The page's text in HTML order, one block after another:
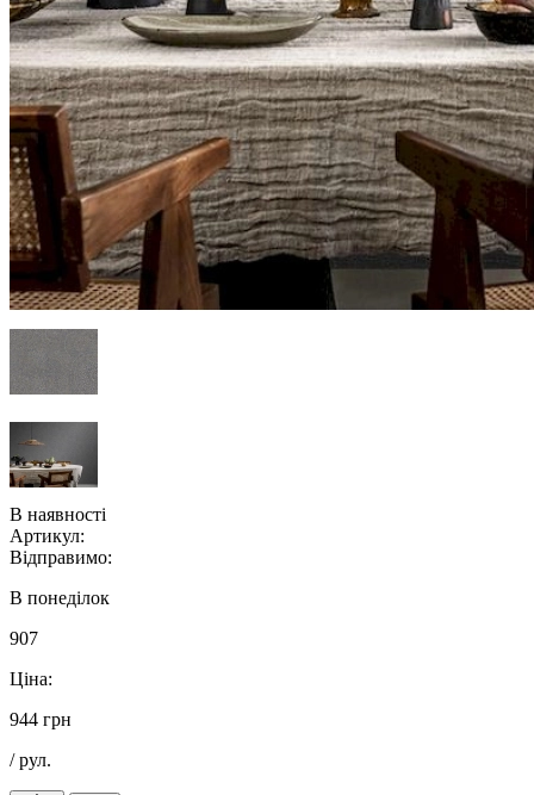
В наявності
Артикул:
Відправимо:
В понеділок
907
Ціна:
944 грн
/ рул.